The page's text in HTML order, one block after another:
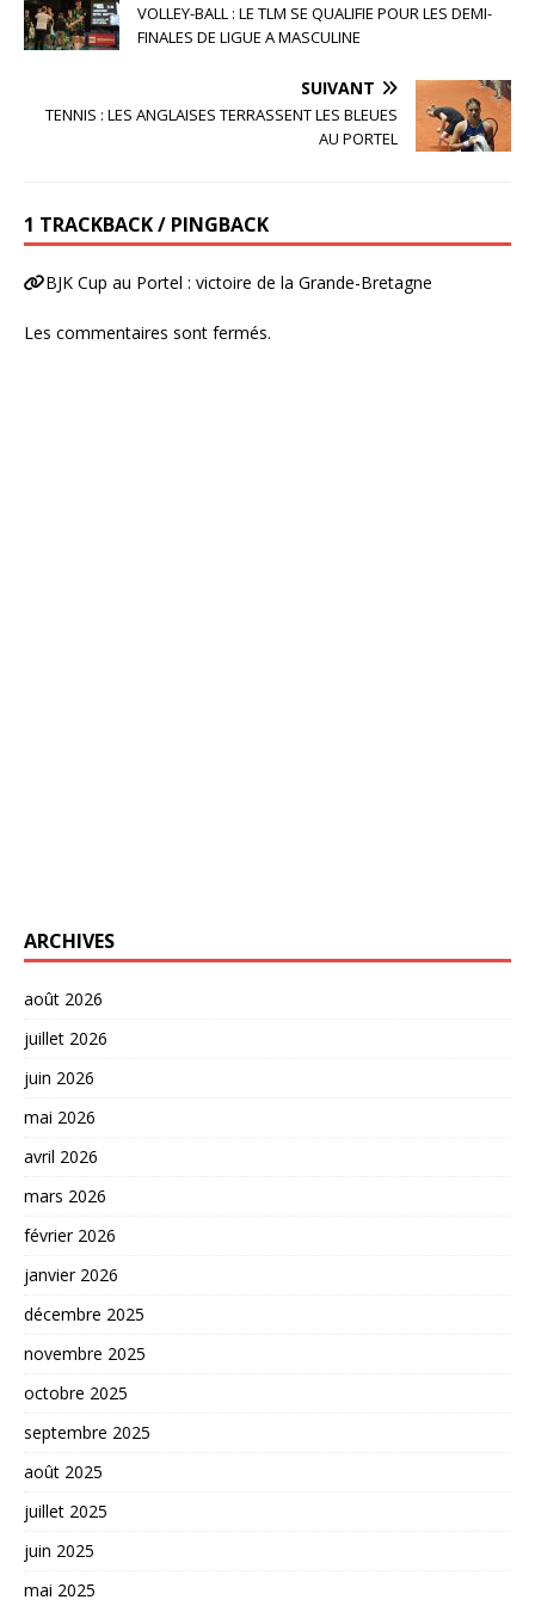
VOLLEY-BALL : LE TLM SE QUALIFIE POUR LES DEMI-
FINALES DE LIGUE A MASCULINE
SUIVANT
TENNIS : LES ANGLAISES TERRASSENT LES BLEUES
AU PORTEL
1 TRACKBACK / PINGBACK
BJK Cup au Portel : victoire de la Grande-Bretagne
Les commentaires sont fermés.
ARCHIVES
août 2026
juillet 2026
juin 2026
mai 2026
avril 2026
mars 2026
février 2026
janvier 2026
décembre 2025
novembre 2025
octobre 2025
septembre 2025
août 2025
juillet 2025
juin 2025
mai 2025